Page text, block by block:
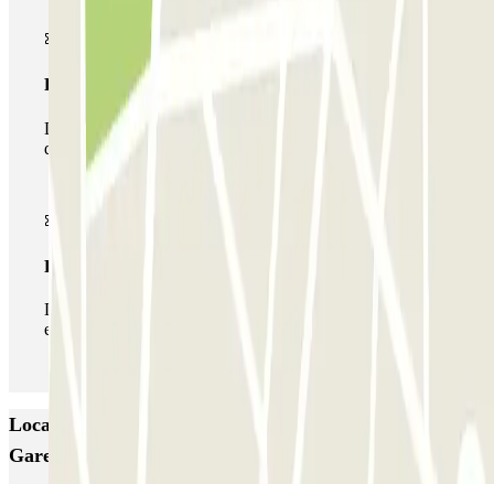
Passe multiestacionamento
Durante a sua estadia, pode utilizar toda a rede de parques
de estacionamento deste operador disponível em Parclick.
Passe ilimitado
Durante a sua estadia, pode entrar e sair do parque de
estacionamento as vezes que quiser.
Locais e eventos interessantes próximos de Denouval -
Gare d'Andrésy Zenpark